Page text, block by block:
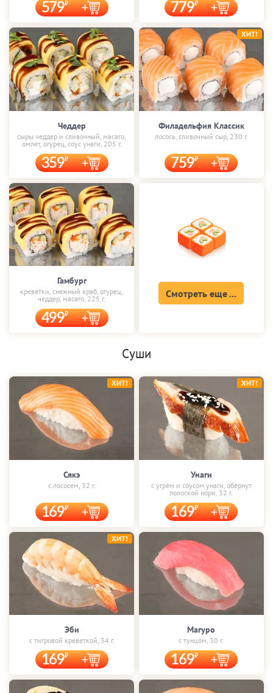
579 779
Чеддер
сыры чеддер и сливочный, масаго,
омлет, огурец, соус унаги, 205 г.
359
Филадельфия Классик
лосось, сливочный сыр, 230 г.
759
ХИТ!
Гамбург
креветки, снежный краб, огурец,
чеддер, масаго, 225 г.
499
Смотреть еще ...
Суши
Сякэ
с лососем, 32 г.
169
ХИТ!
Унаги
с угрём и соусом унаги, обёрнут
полоской нори, 32 г.
169
ХИТ!
Эби
с тигровой креветкой, 34 г.
169
ХИТ!
Магуро
с тунцом, 30 г.
169